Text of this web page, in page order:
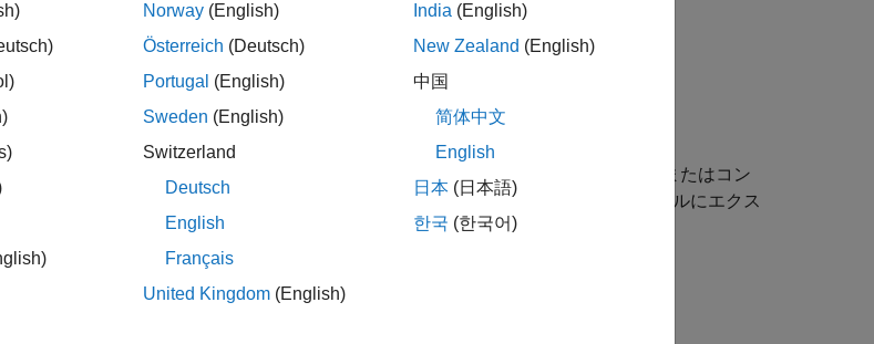
を関連付けられているモデルまたはコン
から切り離し、そのハーネスを既定の名前をもつスタンドアロンの Simulink モデルにエクス
Norway (English)
Österreich (Deutsch)
Portugal (English)
Sweden (English)
Switzerland
Deutsch
English
Français
United Kingdom (English)
India (English)
New Zealand (English)
中国
简体中文
English
日本 (日本語)
한국 (한국어)